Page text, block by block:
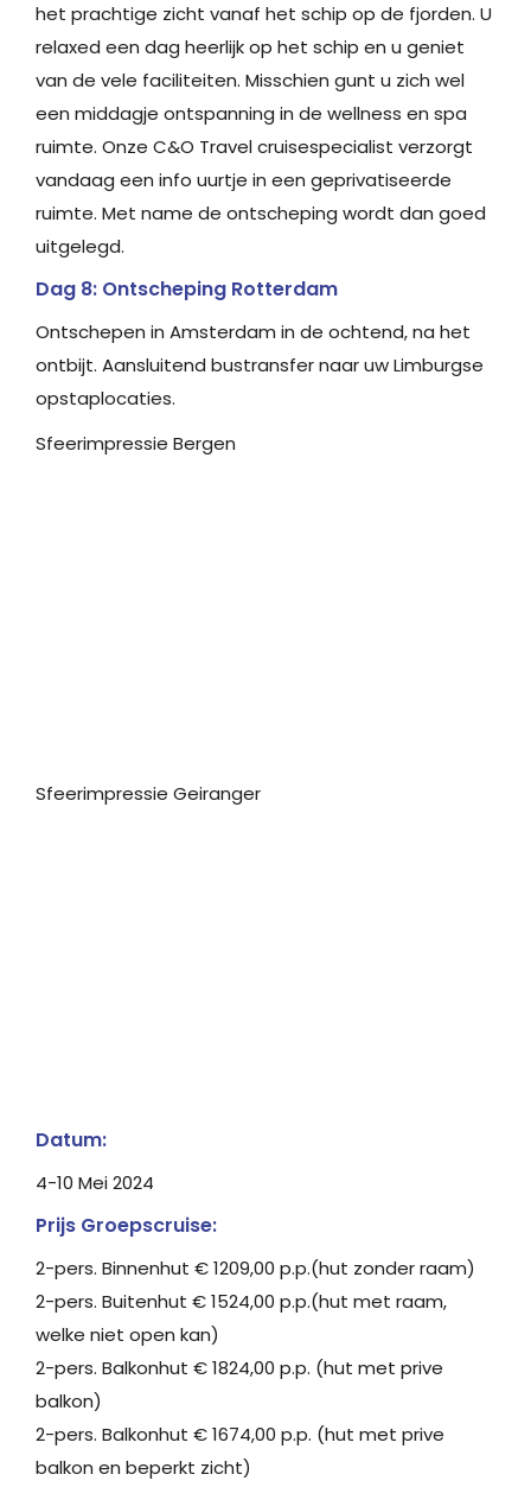
het prachtige zicht vanaf het schip op de fjorden. U
relaxed een dag heerlijk op het schip en u geniet
van de vele faciliteiten. Misschien gunt u zich wel
een middagje ontspanning in de wellness en spa
ruimte. Onze C&O Travel cruisespecialist verzorgt
vandaag een info uurtje in een geprivatiseerde
ruimte. Met name de ontscheping wordt dan goed
uitgelegd.
Dag 8: Ontscheping Rotterdam
Ontschepen in Amsterdam in de ochtend, na het
ontbijt. Aansluitend bustransfer naar uw Limburgse
opstaplocaties.
Sfeerimpressie Bergen
Sfeerimpressie Geiranger
Datum:
4-10 Mei 2024
Prijs Groepscruise:
2-pers. Binnenhut € 1209,00 p.p.(hut zonder raam)
2-pers. Buitenhut € 1524,00 p.p.(hut met raam,
welke niet open kan)
2-pers. Balkonhut € 1824,00 p.p. (hut met prive
balkon)
2-pers. Balkonhut € 1674,00 p.p. (hut met prive
balkon en beperkt zicht)